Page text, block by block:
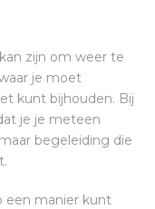
zijn om weer te
je moet
kunt bijhouden. Bij
je je meteen
begeleiding die
een manier kunt